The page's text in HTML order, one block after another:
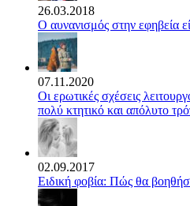
26.03.2018
Ο αυνανισμός στην εφηβεία
07.11.2020
Οι ερωτικές σχέσεις
πολύ κτητικό και απόλυτο
02.09.2017
Ειδική φοβία: Πώς θα